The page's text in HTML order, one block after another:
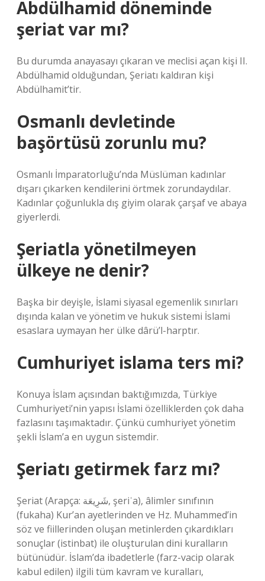
Abdülhamid döneminde
şeriat var mı?
Bu durumda anayasayı çıkaran ve meclisi açan kişi II.
Abdülhamid olduğundan, Şeriatı kaldıran kişi
Abdülhamit’tir.
Osmanlı devletinde
başörtüsü zorunlu mu?
Osmanlı İmparatorluğu’nda Müslüman kadınlar
dışarı çıkarken kendilerini örtmek zorundaydılar.
Kadınlar çoğunlukla dış giyim olarak çarşaf ve abaya
giyerlerdi.
Şeriatla yönetilmeyen
ülkeye ne denir?
Başka bir deyişle, İslami siyasal egemenlik sınırları
dışında kalan ve yönetim ve hukuk sistemi İslami
esaslara uymayan her ülke dârü’l-harptır.
Cumhuriyet islama ters mi?
Konuya İslam açısından baktığımızda, Türkiye
Cumhuriyeti’nin yapısı İslami özelliklerden çok daha
fazlasını taşımaktadır. Çünkü cumhuriyet yönetim
şekli İslam’a en uygun sistemdir.
Şeriatı getirmek farz mı?
Şeriat (Arapça: شَرِيعَة, şeriʿa), âlimler sınıfının
(fukaha) Kur’an ayetlerinden ve Hz. Muhammed’in
söz ve fiillerinden oluşan metinlerden çıkardıkları
sonuçlar (istinbat) ile oluşturulan dini kuralların
bütünüdür. İslam’da ibadetlerle (farz-vacip olarak
kabul edilen) ilgili tüm kavram ve kuralları,